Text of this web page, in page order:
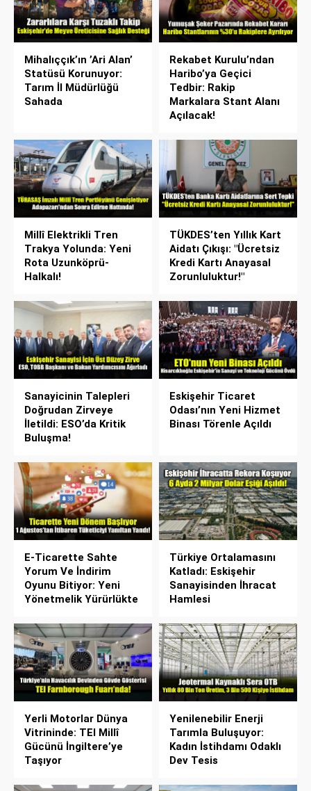
Mihalıççık’ın ’Ari Alan’
Statüsü Korunuyor:
Tarım İl Müdürlüğü
Sahada
Rekabet Kurulu’ndan
Haribo’ya Geçici
Tedbir: Rakip
Markalara Stant Alanı
Açılacak!
Millî Elektrikli Tren
Trakya Yolunda: Yeni
Rota Uzunköprü-
Halkalı!
TÜKDES’ten Yıllık Kart
Aidatı Çıkışı: "Ücretsiz
Kredi Kartı Anayasal
Zorunluluktur!"
Sanayicinin Talepleri
Doğrudan Zirveye
İletildi: ESO’da Kritik
Buluşma!
Eskişehir Ticaret
Odası’nın Yeni Hizmet
Binası Törenle Açıldı
E-Ticarette Sahte
Yorum Ve İndirim
Oyunu Bitiyor: Yeni
Yönetmelik Yürürlükte
Türkiye Ortalamasını
Katladı: Eskişehir
Sanayisinden İhracat
Hamlesi
Yerli Motorlar Dünya
Vitrininde: TEI Millî
Gücünü İngiltere’ye
Taşıyor
Yenilenebilir Enerji
Tarımla Buluşuyor:
Kadın İstihdamı Odaklı
Dev Tesis